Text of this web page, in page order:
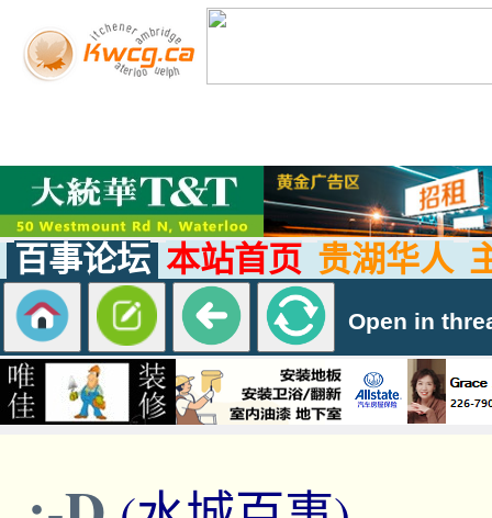
百事论坛 本站首页 贵湖华人
Open in